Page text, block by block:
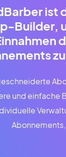
ist
Builder,
und einfache
Abonnements,